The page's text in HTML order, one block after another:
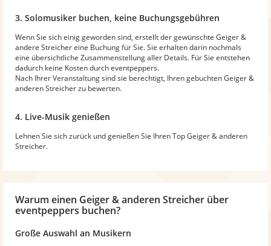
3. Solomusiker buchen, keine Buchungsgebühren
Wenn Sie sich einig geworden sind, erstellt der gewünschte Geiger &
andere Streicher eine Buchung für Sie. Sie erhalten darin nochmals
eine übersichtliche Zusammenstellung aller Details. Für Sie entstehen
dadurch keine Kosten durch eventpeppers.
Nach Ihrer Veranstaltung sind sie berechtigt, Ihren gebuchten Geiger &
anderen Streicher zu bewerten.
4. Live-Musik genießen
Lehnen Sie sich zurück und genießen Sie Ihren Top Geiger & anderen
Streicher.
Warum einen Geiger & anderen Streicher über
eventpeppers buchen?
Große Auswahl an Musikern